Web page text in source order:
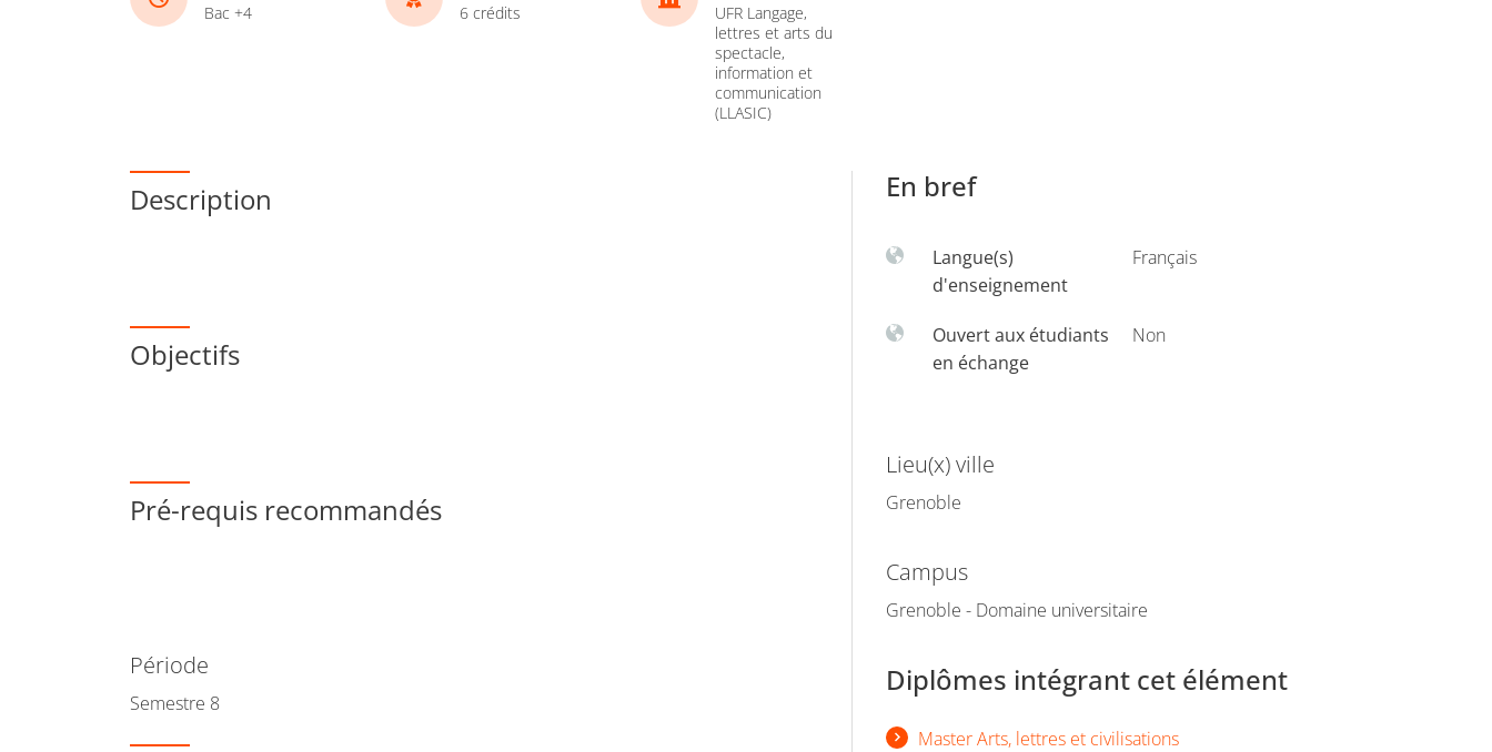
Bac +4 6 crédits
UFR Langage,
lettres et arts du
spectacle,
information et
communication
(LLASIC)
Description
Objectifs
Pré-requis recommandés
Période
Semestre 8
En bref
Langue(s)
d'enseignement
Français
Ouvert aux étudiants
en échange
Non
Lieu(x) ville
Grenoble
Campus
Grenoble - Domaine universitaire
Diplômes intégrant cet élément
Master Arts, lettres et civilisations